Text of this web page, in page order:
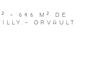
- 646 M² DE
ORVAULT